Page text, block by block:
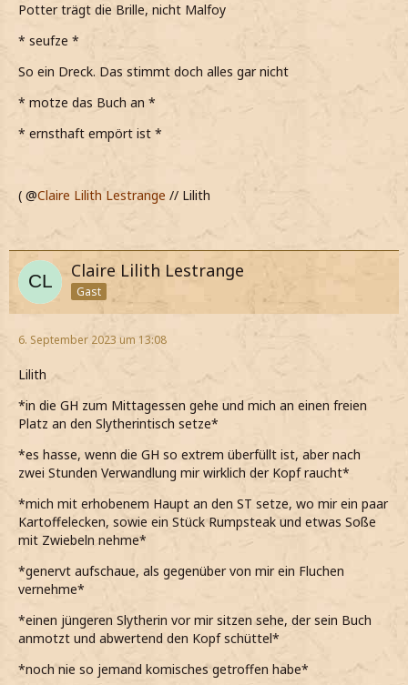
Potter trägt die Brille, nicht Malfoy
* seufze *
So ein Dreck. Das stimmt doch alles gar nicht
* motze das Buch an *
* ernsthaft empört ist *
( @Claire Lilith Lestrange // Lilith
Claire Lilith Lestrange
Gast
6. September 2023 um 13:08
Lilith
*in die GH zum Mittagessen gehe und mich an einen freien
Platz an den Slytherintisch setze*
*es hasse, wenn die GH so extrem überfüllt ist, aber nach
zwei Stunden Verwandlung mir wirklich der Kopf raucht*
*mich mit erhobenem Haupt an den ST setze, wo mir ein paar
Kartoffelecken, sowie ein Stück Rumpsteak und etwas Soße
mit Zwiebeln nehme*
*genervt aufschaue, als gegenüber von mir ein Fluchen
vernehme*
*einen jüngeren Slytherin vor mir sitzen sehe, der sein Buch
anmotzt und abwertend den Kopf schüttel*
*noch nie so jemand komisches getroffen habe*